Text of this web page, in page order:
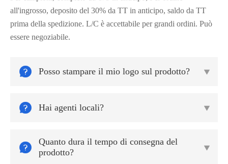
all'ingrosso, deposito del 30% da TT in anticipo, saldo da TT
prima della spedizione. L/C è accettabile per grandi ordini. Può
essere negoziabile.
 Posso stampare il mio logo sul prodotto? 
 Hai agenti locali? 

Quanto dura il tempo di consegna del
prodotto?
